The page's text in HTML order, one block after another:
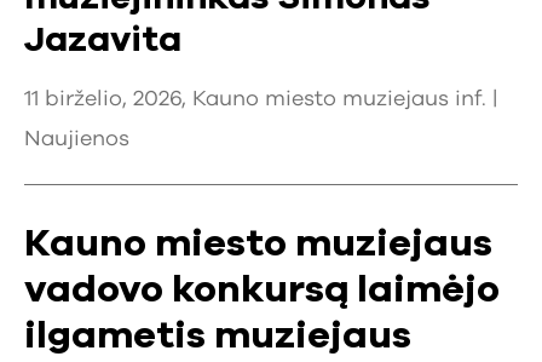
Jazavita
11 birželio, 2026, Kauno miesto muziejaus inf. |
Naujienos
Kauno miesto muziejaus
vadovo konkursą laimėjo
ilgametis muziejaus